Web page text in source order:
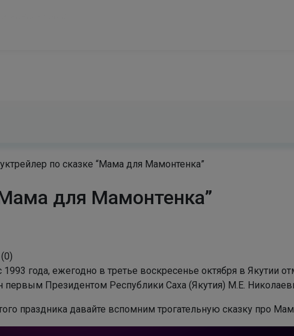
по сказке “Мама для Мамонтенка”
для Мамонтенка”
(0)
1993 года, ежегодно в третье воскресенье октября в Якутии
первым Президентом Республики Саха (Якутия) М.Е.
праздника давайте вспомним трогательную сказку про